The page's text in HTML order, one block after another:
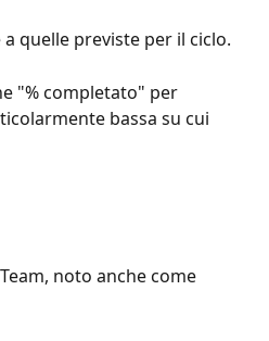
quelle previste per il ciclo.
"% completato" per
bassa su cui
noto anche come